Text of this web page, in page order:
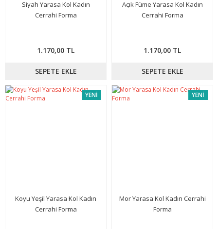
Siyah Yarasa Kol Kadın
Cerrahi Forma
1.170,00 TL
SEPETE EKLE
Açık Füme Yarasa Kol Kadın
Cerrahi Forma
1.170,00 TL
SEPETE EKLE
YENİ
Koyu Yeşil Yarasa Kol Kadın
Cerrahi Forma
YENİ
Mor Yarasa Kol Kadın Cerrahi
Forma